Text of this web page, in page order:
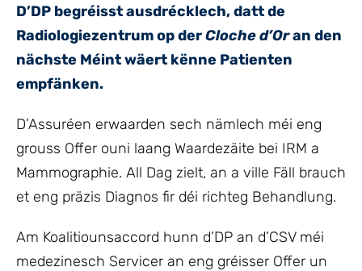
D’DP begréisst ausdrécklech, datt de
Radiologiezentrum op derCloche d’Oran den
nächste Méint wäert kënne Patienten
empfänken.
D’Assuréen erwaarden sech nämlech méi eng
grouss Offer ouni laang Waardezäite bei IRM a
Mammographie. All Dag zielt, an a ville Fäll brauch
et eng präzis Diagnos fir déi richteg Behandlung.
Am Koalitiounsaccord hunn d’DP an d’CSV méi
medezinesch Servicer an eng gréisser Offer un